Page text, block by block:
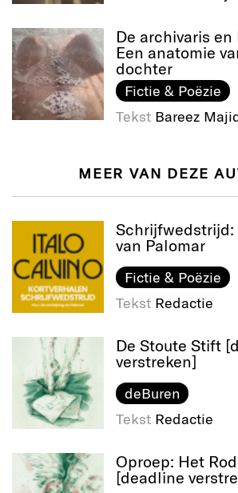
De archivaris
Een anatomie
dochter
Fictie & Poëzie
Tekst Bareez
MEER VAN DEZE
Schrijfwedstrijd:
van Palomar
Fictie & Poëzie
Tekst Redactie
De Stoute Stift
verstreken]
deBuren
Tekst Redactie
Oproep: Het
[deadline